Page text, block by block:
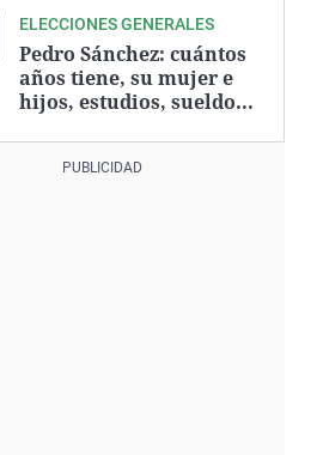
ELECCIONES GENERALES
Pedro Sánchez: cuántos
años tiene, su mujer e
hijos, estudios, sueldo...